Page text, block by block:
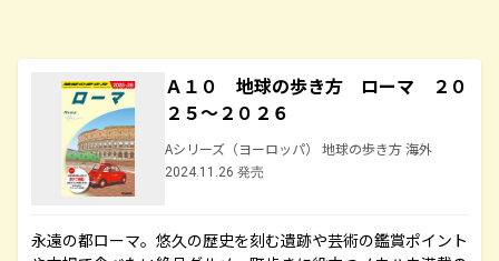
Ａ１０ 地球の歩き方 ローマ ２０
２５～２０２６
Aシリーズ（ヨーロッパ） 地球の歩き方 海外
2024.11.26 発売
永遠の都ローマ。悠久の歴史を刻む遺跡や芸術の鑑賞ポイント